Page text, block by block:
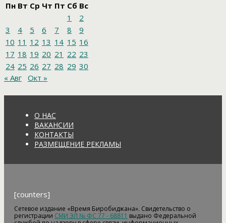
Пн Вт Ср Чт Пт Сб Вс
1
2
3
4 5 6 7 8
9
10 11 12 13 14 15 16
17 18 19 20 21 22 23
24 25 26 27 28 29 30
« Авг Окт »
О НАС
ВАКАНСИИ
КОНТАКТЫ
РАЗМЕЩЕНИЕ РЕКЛАМЫ
[counters]
Сетевое издание «Время Биробиджана». Свидетельство о
регистрации СМИ ЭЛ № ФС 77 - 68811 выдано Федеральной